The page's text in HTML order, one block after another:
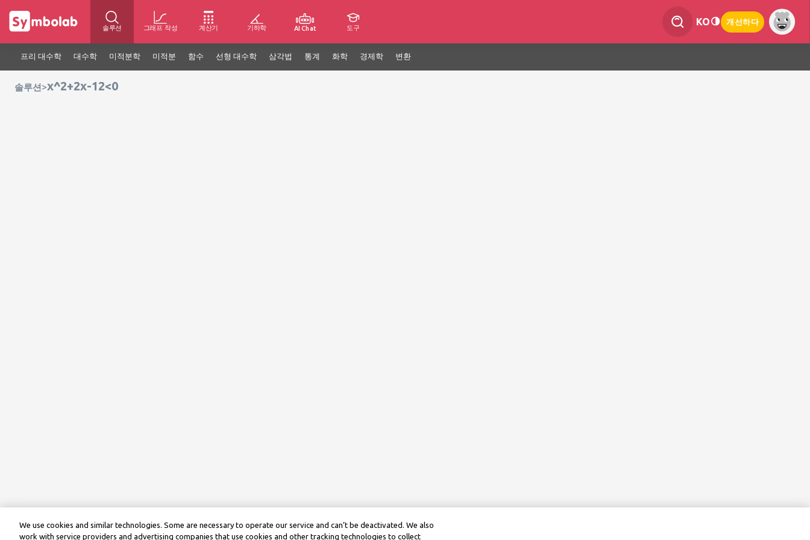
솔루션 그래프 작성 계산기 기하학 AI Chat 도구
KO 개선하다
프리 대수학 대수학 미적분학 미적분 함수 선형 대수학 삼각법 통계 화학 경제학 변환
솔루션 >x^2+2x-12<0
We use cookies and similar technologies. Some are necessary to operate our service and can’t be deactivated. We also
work with service providers and advertising companies that use cookies and other tracking technologies to collect